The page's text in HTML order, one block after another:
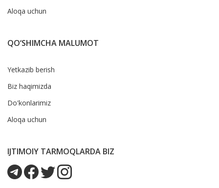
Aloqa uchun
QO‘SHIMCHA MALUMOT
Yetkazib berish
Biz haqimizda
Do'konlarimiz
Aloqa uchun
IJTIMOIY TARMOQLARDA BIZ